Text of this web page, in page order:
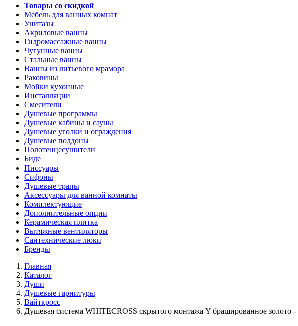
Товары со скидкой
Мебель для ванных комнат
Унитазы
Акриловые ванны
Гидромассажные ванны
Чугунные ванны
Стальные ванны
Ванны из литьевого мрамора
Раковины
Мойки кухонные
Инсталляции
Смесители
Душевые программы
Душевые кабины и сауны
Душевые уголки и ограждения
Душевые поддоны
Полотенцесушители
Биде
Писсуары
Сифоны
Душевые трапы
Аксессуары для ванной комнаты
Комплектующие
Дополнительные опции
Керамическая плитка
Вытяжные вентиляторы
Сантехнические люки
Бренды
Главная
Каталог
Души
Душевые гарнитуры
Вайткросс
Душевая система WHITECROSS скрытого монтажа Y брашированное золото